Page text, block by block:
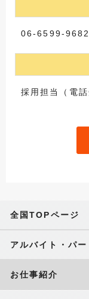
06-6599-9682
採用担当（電
全国TOPページ
アルバイト・パ
お仕事紹介